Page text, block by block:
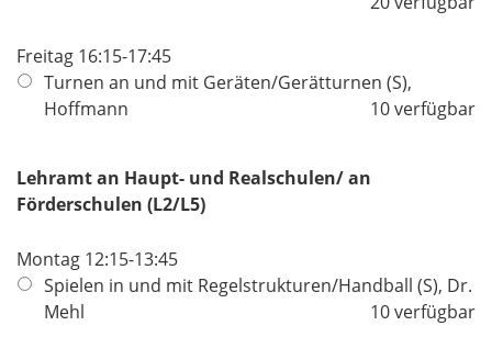
Freitag 16:15-17:45
Turnen an und mit Geräten/Gerätturnen (S),
Hoffmann
10 verfügbar
Lehramt an Haupt- und Realschulen/ an
Förderschulen (L2/L5)
Montag 12:15-13:45
Spielen in und mit Regelstrukturen/Handball (S), Dr.
Mehl
10 verfügbar